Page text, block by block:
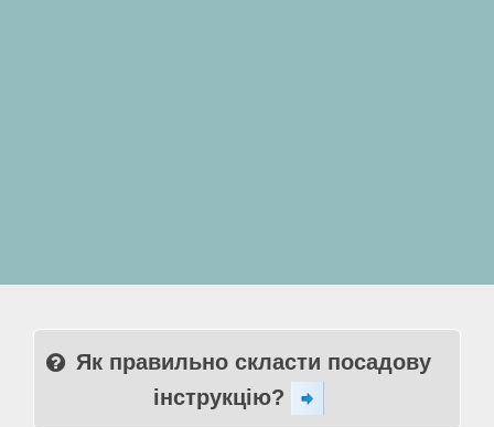
Як правильно скласти посадову
інструкцію?